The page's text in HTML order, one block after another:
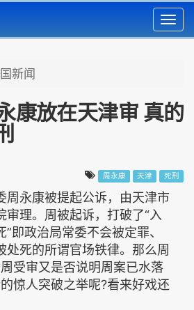
新闻
康放在天津审 真的
周永康 天津 死刑
周永康被提起公诉，由天津市
审理。周被起诉，打破了“入
即政治局常委不会被定罪、
处死的所谓官场铁律。那么周
受审又是否说明周案已水落
惊人突破之举呢?看来好戏还